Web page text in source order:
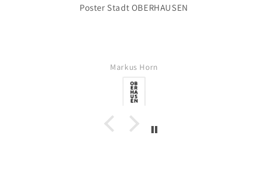
Poster Stadt OBERHAUSEN
Markus Horn